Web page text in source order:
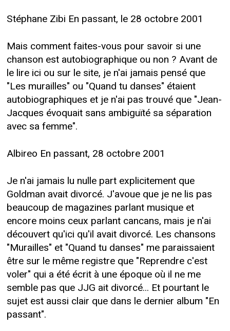
Stéphane Zibi En passant, le 28 octobre 2001
Mais comment faites-vous pour savoir si une
chanson est autobiographique ou non ? Avant de
le lire ici ou sur le site, je n'ai jamais pensé que
"Les murailles" ou "Quand tu danses" étaient
autobiographiques et je n'ai pas trouvé que "Jean-
Jacques évoquait sans ambiguïté sa séparation
avec sa femme".
Albireo En passant, 28 octobre 2001
Je n'ai jamais lu nulle part explicitement que
Goldman avait divorcé. J'avoue que je ne lis pas
beaucoup de magazines parlant musique et
encore moins ceux parlant cancans, mais je n'ai
découvert qu'ici qu'il avait divorcé. Les chansons
"Murailles" et "Quand tu danses" me paraissaient
être sur le même registre que "Reprendre c'est
voler" qui a été écrit à une époque où il ne me
semble pas que JJG ait divorcé... Et pourtant le
sujet est aussi clair que dans le dernier album "En
passant".